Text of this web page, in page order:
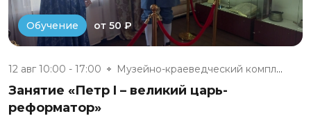
Обучение от 50 ₽
12 авг 10:00 - 17:00 Музейно-краеведческий комплекс...
Занятие «Петр I – великий царь-
реформатор»